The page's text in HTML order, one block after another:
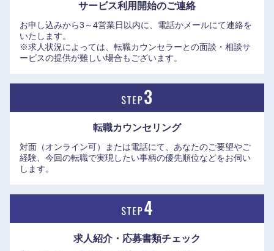
サービス利用開始のご連絡
お申し込みから3～4営業日以内に、電話かメールにて連絡を
いたします。
※求人状況によっては、転職カウンセラーとの面談・相談サ
ービスの提供が難しい場合もございます。
転職カウンセリング
対面（オンライン可）または電話にて、あなたのご要望やご
経験、今回の転職で実現したい事柄の優先順位などをお伺い
します。
求人紹介・応募書類チェック